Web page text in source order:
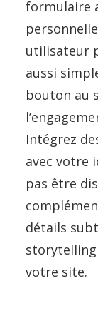
formulaire
utilisateur
aussi
bouton au
Intégrez
avec votre
pas être
détails
votre site.